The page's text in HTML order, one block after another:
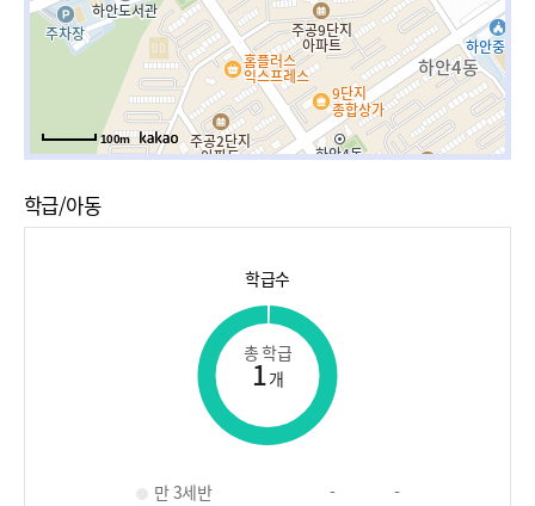
100m
학급/아동
학급수
총 학급
1개
만 3세반 -
-